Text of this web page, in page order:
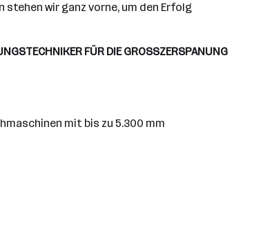
wir ganz vorne, um den Erfolg
FÜR DIE GROSSZERSPANUNG
mit bis zu 5.300 mm